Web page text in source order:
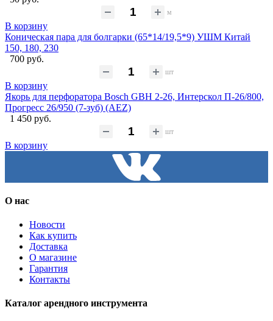
м
В корзину
Коническая пара для болгарки (65*14/19,5*9) УШМ Китай
150, 180, 230
700 руб.
шт
В корзину
Якорь для перфоратора Bosch GBH 2-26, Интерскол П-26/800,
Прогресс 26/950 (7-зуб) (AEZ)
1 450 руб.
шт
В корзину
О нас
Новости
Как купить
Доставка
О магазине
Гарантия
Контакты
Каталог арендного инструмента